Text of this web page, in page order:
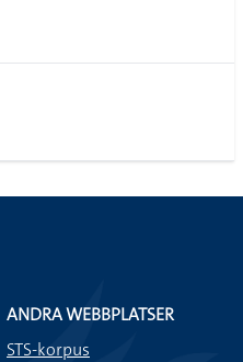
ANDRA WEBBPLATSER
STS-korpus